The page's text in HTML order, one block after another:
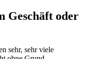
Geschäft oder
sehr, sehr viele